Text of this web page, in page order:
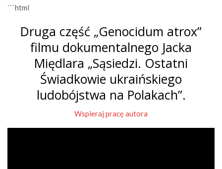
```html
Druga część „Genocidum atrox”
filmu dokumentalnego Jacka
Międlara „Sąsiedzi. Ostatni
Świadkowie ukraińskiego
ludobójstwa na Polakach”.
Wspieraj pracę autora